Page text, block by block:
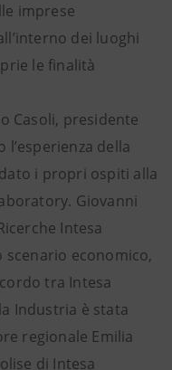
imprese
dei luoghi
le finalità
Casoli, presidente
della
i propri ospiti alla
Giovanni
Intesa
scenario economico,
tra Intesa
Industria è stata
regionale Emilia
di Intesa